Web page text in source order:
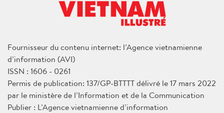
Fournisseur du contenu internet: l’Agence vietnamienne
d’information (AVI)
ISSN : 1606 - 0261
Permis de publication: 137/GP-BTTTT délivré le 17 mars 2022
par le ministère de l’Information et de la Communication
Publier : L’Agence vietnamienne d’information